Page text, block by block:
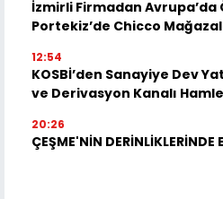
İzmirli Firmadan Avrupa’da
Portekiz’de Chicco
12:54
KOSBİ’den Sanayiye Dev
ve Derivasyon Kanalı
20:26
ÇEŞME'NİN DERİNLİKLERİNDE